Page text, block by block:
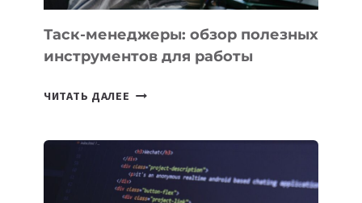
УЖЕ
СЕГОДНЯ
Таск-менеджеры: обзор полезных
инструментов для работы
ЧИТАТЬ ДАЛЕЕ ТАСК-
ПОЛЕЗНЫХ
ИНСТРУМЕНТОВ
ДЛЯ